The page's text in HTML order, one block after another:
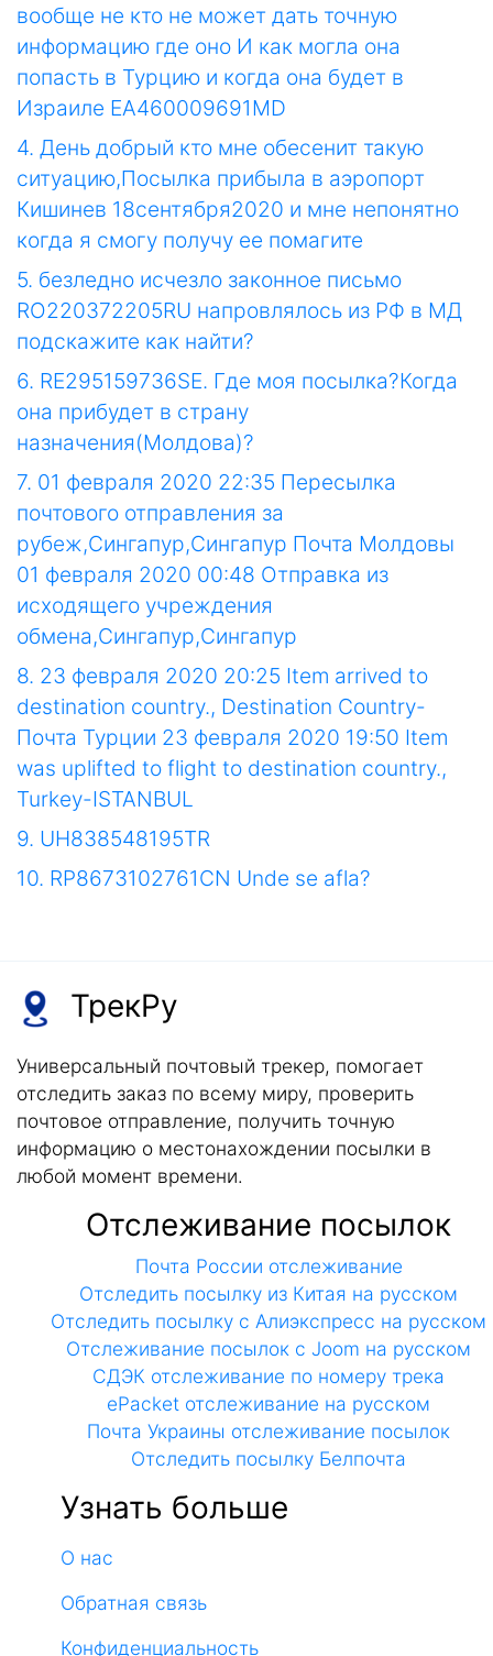
вообще не кто не может дать точную
информацию где оно И как могла она
попасть в Турцию и когда она будет в
Израиле EA460009691MD
4. День добрый кто мне обесенит такую
ситуацию,Посылка прибыла в аэропорт
Кишинев 18сентября2020 и мне непонятно
когда я смогу получу ее помагите
5. безледно исчезло законное письмо
RO220372205RU напровлялось из РФ в МД
подскажите как найти?
6. RE295159736SE. Где моя посылка?Когда
она прибудет в страну
назначения(Молдова)?
7. 01 февраля 2020 22:35 Пересылка
почтового отправления за
рубеж,Сингапур,Сингапур Почта Молдовы
01 февраля 2020 00:48 Отправка из
исходящего учреждения
обмена,Сингапур,Сингапур
8. 23 февраля 2020 20:25 Item arrived to
destination country., Destination Country-
Почта Турции 23 февраля 2020 19:50 Item
was uplifted to flight to destination country.,
Turkey-ISTANBUL
9. UH838548195TR
10. RP8673102761CN Unde se afla?
ТрекРу
Универсальный почтовый трекер, помогает
отследить заказ по всему миру, проверить
почтовое отправление, получить точную
информацию о местонахождении посылки в
любой момент времени.
Отслеживание посылок
Почта России отслеживание
Отследить посылку из Китая на русском
Отследить посылку с Алиэкспресс на русском
Отслеживание посылок с Joom на русском
СДЭК отслеживание по номеру трека
ePacket отслеживание на русском
Почта Украины отслеживание посылок
Отследить посылку Белпочта
Узнать больше
О нас
Обратная связь
Конфиденциальность